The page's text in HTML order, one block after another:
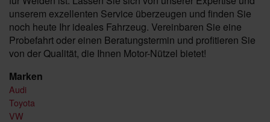
unserem exzellenten Service überzeugen und finden Sie
noch heute Ihr ideales Fahrzeug. Vereinbaren Sie eine
Probefahrt oder einen Beratungstermin und profitieren Sie
von der Qualität, die Ihnen Motor-Nützel bietet!
Marken
Audi
Toyota
VW